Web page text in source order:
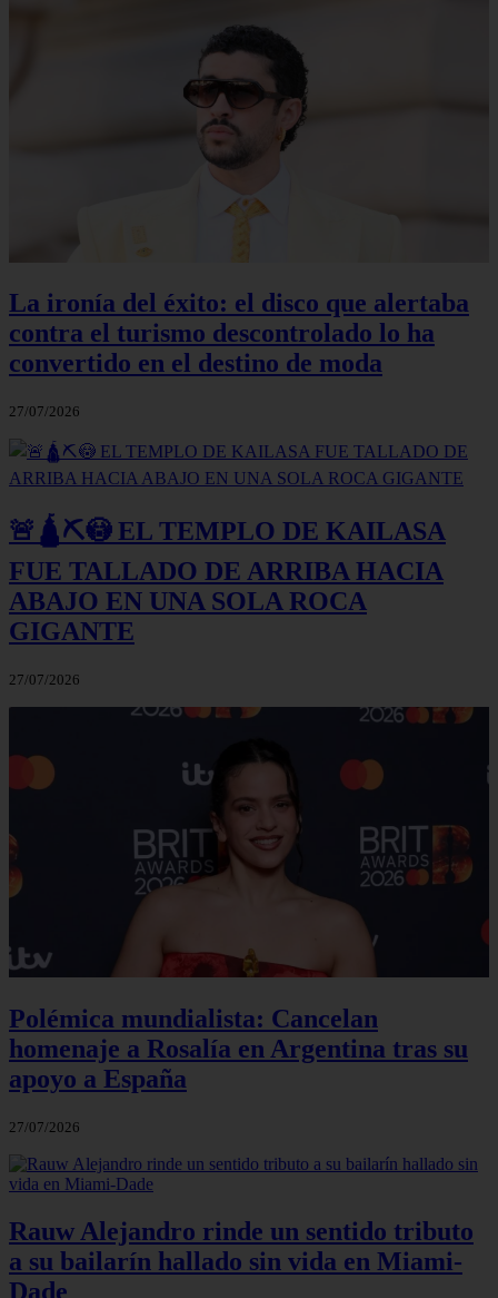
La ironía del éxito: el disco que alertaba
contra el turismo descontrolado lo ha
convertido en el destino de moda
27/07/2026
🚨🛕⛏️😳 EL TEMPLO DE KAILASA
FUE TALLADO DE ARRIBA HACIA
ABAJO EN UNA SOLA ROCA
GIGANTE
27/07/2026
Polémica mundialista: Cancelan
homenaje a Rosalía en Argentina tras su
apoyo a España
27/07/2026
Rauw Alejandro rinde un sentido tributo
a su bailarín hallado sin vida en Miami-
Dade